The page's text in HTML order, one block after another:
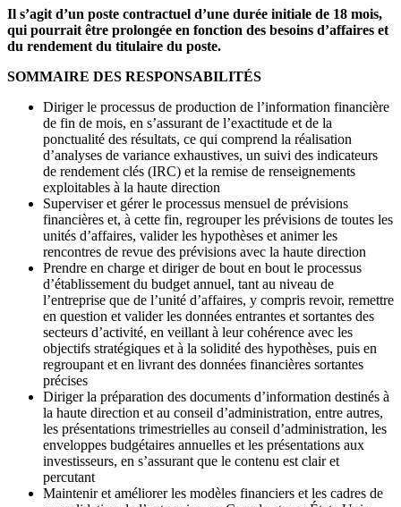
Il s’agit d’un poste contractuel d’une durée initiale de 18 mois,
qui pourrait être prolongée en fonction des besoins d’affaires et
du rendement du titulaire du poste.
SOMMAIRE DES RESPONSABILITÉS
Diriger le processus de production de l’information financière
de fin de mois, en s’assurant de l’exactitude et de la
ponctualité des résultats, ce qui comprend la réalisation
d’analyses de variance exhaustives, un suivi des indicateurs
de rendement clés (IRC) et la remise de renseignements
exploitables à la haute direction
Superviser et gérer le processus mensuel de prévisions
financières et, à cette fin, regrouper les prévisions de toutes les
unités d’affaires, valider les hypothèses et animer les
rencontres de revue des prévisions avec la haute direction
Prendre en charge et diriger de bout en bout le processus
d’établissement du budget annuel, tant au niveau de
l’entreprise que de l’unité d’affaires, y compris revoir, remettre
en question et valider les données entrantes et sortantes des
secteurs d’activité, en veillant à leur cohérence avec les
objectifs stratégiques et à la solidité des hypothèses, puis en
regroupant et en livrant des données financières sortantes
précises
Diriger la préparation des documents d’information destinés à
la haute direction et au conseil d’administration, entre autres,
les présentations trimestrielles au conseil d’administration, les
enveloppes budgétaires annuelles et les présentations aux
investisseurs, en s’assurant que le contenu est clair et
percutant
Maintenir et améliorer les modèles financiers et les cadres de